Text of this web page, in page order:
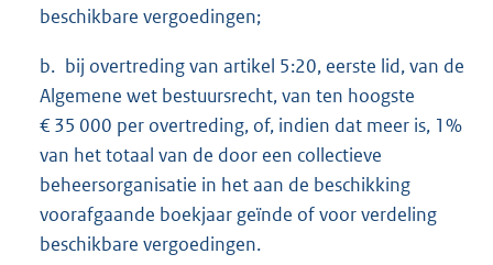
beschikbare vergoedingen;
b. bij overtreding van artikel 5:20, eerste lid, van de
Algemene wet bestuursrecht, van ten hoogste
€ 35 000 per overtreding, of, indien dat meer is, 1%
van het totaal van de door een collectieve
beheersorganisatie in het aan de beschikking
voorafgaande boekjaar geïnde of voor verdeling
beschikbare vergoedingen.